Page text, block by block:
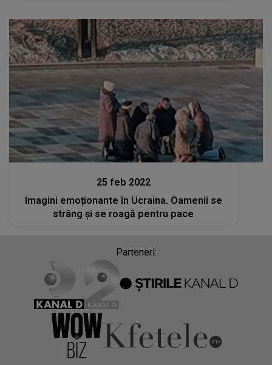
Stiri
25 feb 2022
Imagini emoționante în Ucraina. Oamenii se
strâng și se roagă pentru pace
Parteneri: